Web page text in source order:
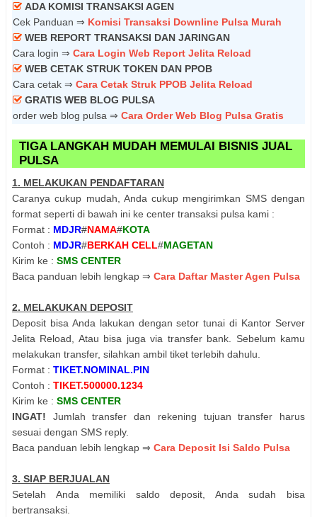
ADA KOMISI TRANSAKSI AGEN
Cek Panduan ⇒ Komisi Transaksi Downline Pulsa Murah
WEB REPORT TRANSAKSI DAN JARINGAN
Cara login ⇒ Cara Login Web Report Jelita Reload
WEB CETAK STRUK TOKEN DAN PPOB
Cara cetak ⇒ Cara Cetak Struk PPOB Jelita Reload
GRATIS WEB BLOG PULSA
order web blog pulsa ⇒ Cara Order Web Blog Pulsa Gratis
TIGA LANGKAH MUDAH MEMULAI BISNIS JUAL
PULSA
1. MELAKUKAN PENDAFTARAN
Caranya cukup mudah, Anda cukup mengirimkan SMS dengan
format seperti di bawah ini ke center transaksi pulsa kami :
Format : MDJR#NAMA#KOTA
Contoh : MDJR#BERKAH CELL#MAGETAN
Kirim ke : SMS CENTER
Baca panduan lebih lengkap ⇒ Cara Daftar Master Agen Pulsa
2. MELAKUKAN DEPOSIT
Deposit bisa Anda lakukan dengan setor tunai di Kantor Server
Jelita Reload, Atau bisa juga via transfer bank. Sebelum kamu
melakukan transfer, silahkan ambil tiket terlebih dahulu.
Format : TIKET.NOMINAL.PIN
Contoh : TIKET.500000.1234
Kirim ke : SMS CENTER
INGAT! Jumlah transfer dan rekening tujuan transfer harus
sesuai dengan SMS reply.
Baca panduan lebih lengkap ⇒ Cara Deposit Isi Saldo Pulsa
3. SIAP BERJUALAN
Setelah Anda memiliki saldo deposit, Anda sudah bisa
bertransaksi.